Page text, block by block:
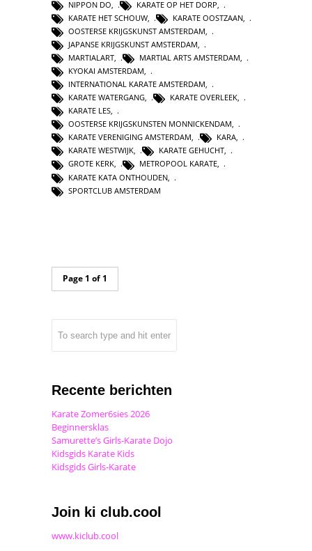
NIPPON DO
KARATE OP HET DORP
KARATE HET SCHOUW
KARATE OOSTZAAN
OOSTERSE KRIJGSKUNST AMSTERDAM
JAPANSE KRIJGSKUNST AMSTERDAM
MARTIALART
MARTIAL ARTS AMSTERDAM
KYOKAI AMSTERDAM,
INTERNATIONAL KARATE AMSTERDAM,
KARATE WATERGANG, KARATE OVERLEEK,
KARATE LES,
OOSTERSE KRIJGSKUNSTEN MONNICKENDAM,
KARATE VERENIGING AMSTERDAM, KARA,
KARATE WESTWIJK, KARATE GEHUCHT,
GROTE KERK, METROPOOL KARATE,
KARATE KATA ONTHOUDEN
SPORTCLUB AMSTERDAM
Page 1 of 1
Recente berichten
Karate Zomer6sies 2026
Beginnersklas
Samurette’s Girls-Karate Dojo
Kidsgids Karate Kids
Kidsgids Girls-Karate
Join ki club.cool
www.kiclub.cool